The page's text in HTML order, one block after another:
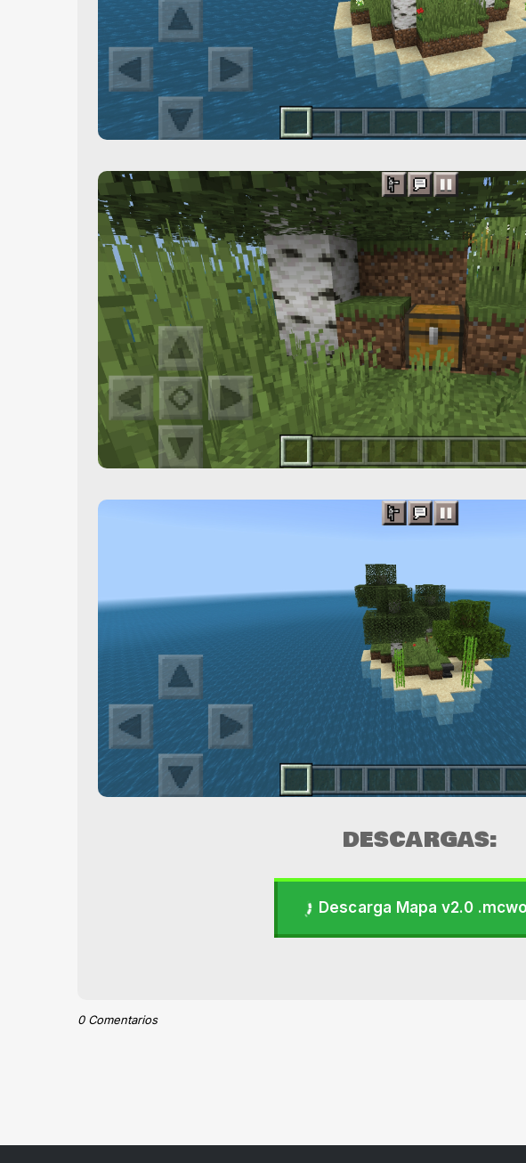
DESCARGAS:
Descarga Mapa v2.0
0 Comentarios